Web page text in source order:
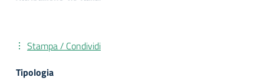
Stampa / Condividi
Tipologia